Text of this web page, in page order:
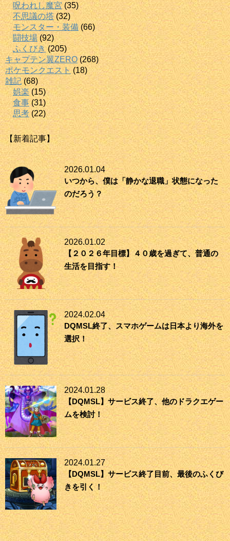
呪われし魔宮 (35)
不思議の塔(32)
モンスター・装備 (66)
闘技場 (92)
ふくびき(205)
キャプテン翼ZERO(268)
ポケモンクエスト(18)
雑記 (68)
娯楽(15)
食事 (31)
思考 (22)
【新着記事】
2026.01.04
いつから、僕は「静かな退職」状態になった
のだろう？
2026.01.02
【２０２６年目標】４０歳を過ぎて、普通の
生活を目指す！
2024.02.04
DQMSL終了、スマホゲームは日本より海外を
選択！
2024.01.28
【DQMSL】サービス終了、他のドラクエゲー
ムを検討！
2024.01.27
【DQMSL】サービス終了目前、最後のふくび
きを引く！